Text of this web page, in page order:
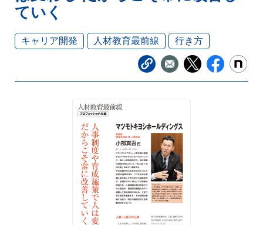
ていく
キャリア開発 人材教育最前線 行き方